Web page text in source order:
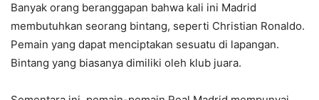
Banyak orang beranggapan bahwa kali ini Madrid
membutuhkan seorang bintang, seperti Christian Ronaldo.
Pemain yang dapat menciptakan sesuatu di lapangan.
Bintang yang biasanya dimiliki oleh klub juara.